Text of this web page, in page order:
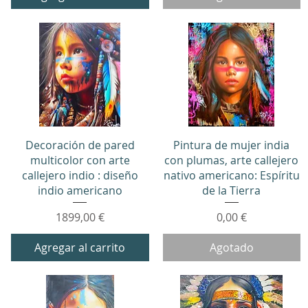
Vista rápida
Decoración de pared
multicolor con arte
callejero indio : diseño
indio americano
Precio
1899,00 €
Agregar al carrito
Vista rápida
Pintura de mujer india
con plumas, arte callejero
nativo americano: Espíritu
de la Tierra
Precio
0,00 €
Agotado